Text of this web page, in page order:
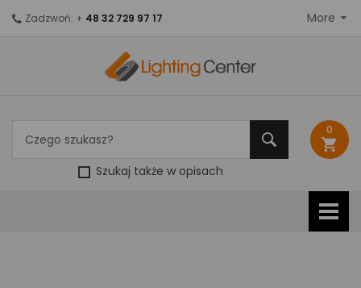
Szukaj także w opisach
0
shopping_cart
Zadzwoń: + 48 32 729 97 17 More